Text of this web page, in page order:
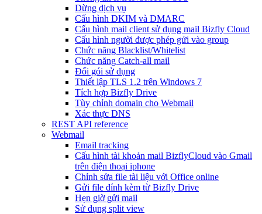
Dừng dịch vụ
Cấu hình DKIM và DMARC
Cấu hình mail client sử dụng mail Bizfly Cloud
Cấu hình người được phép gửi vào group
Chức năng Blacklist/Whitelist
Chức năng Catch-all mail
Đổi gói sử dụng
Thiết lập TLS 1.2 trên Windows 7
Tích hợp Bizfly Drive
Tùy chỉnh domain cho Webmail
Xác thực DNS
REST API reference
Webmail
Email tracking
Cấu hình tài khoản mail BizflyCloud vào Gmail
trên điện thoại iphone
Chỉnh sửa file tài liệu với Office online
Gửi file đính kèm từ Bizfly Drive
Hẹn giờ gửi mail
Sử dụng split view